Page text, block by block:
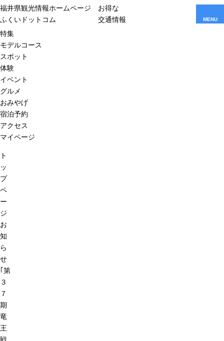
福井県観光情報ホームページ
ふくいドットコム
お得な
交通情報
MENU
特集
モデルコース
スポット
体験
イベント
グルメ
おみやげ
宿泊予約
アクセス
マイページ
ト
ッ
プ
ペ
ー
ジ
お
知
ら
せ
｢第
３
７
期
竜
王